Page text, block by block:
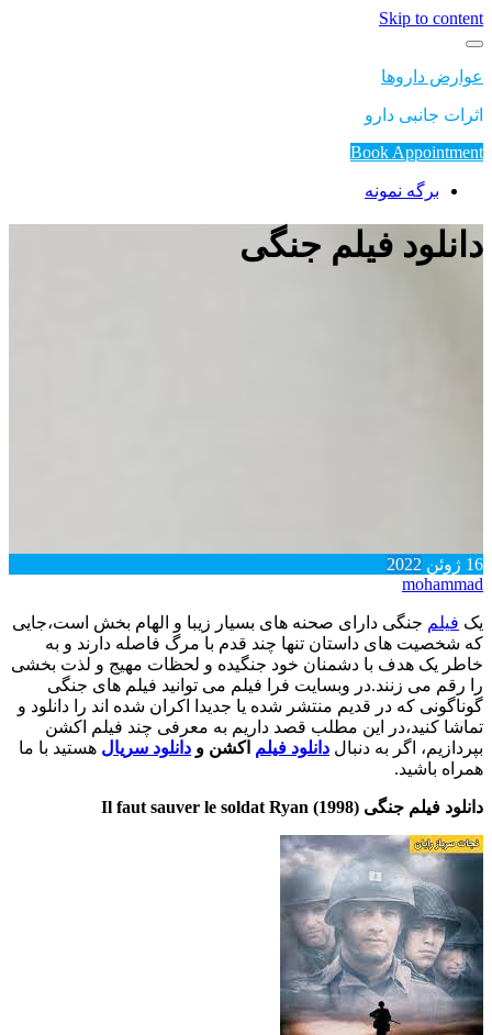
Skip to content
عوارض داروها
اثرات جانبی دارو
Book Appointment
برگه نمونه
دانلود فیلم جنگی
16 ژوئن 2022
mohammad
یک فیلم جنگی دارای صحنه های بسیار زیبا و الهام بخش است،جایی
که شخصیت های داستان تنها چند قدم با مرگ فاصله دارند و به
خاطر یک هدف با دشمنان خود جنگیده و لحظات مهیج و لذت بخشی
را رقم می زنند.در وبسایت فرا فیلم می توانید فیلم های جنگی
گوناگونی که در قدیم منتشر شده یا جدیدا اکران شده اند را دانلود و
تماشا کنید،در این مطلب قصد داریم به معرفی چند فیلم اکشن
بپردازیم، اگر به دنبال دانلود فیلم اکشن و دانلود سریال هستید با ما
همراه باشید.
دانلود فیلم جنگی Il faut sauver le soldat Ryan (1998)